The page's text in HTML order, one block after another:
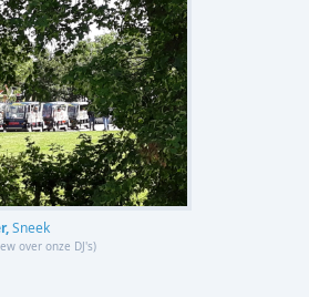
Sneek
over onze DJ's)